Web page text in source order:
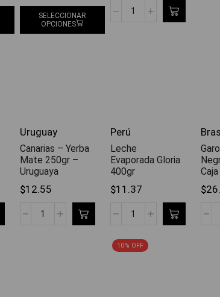
SELECCIONAR
OPCIONES
Uruguay
Canarias – Yerba
Mate 250gr –
Uruguaya
$12.55
Perú
Leche
Evaporada Gloria
400gr
$11.37 $
10% OFF